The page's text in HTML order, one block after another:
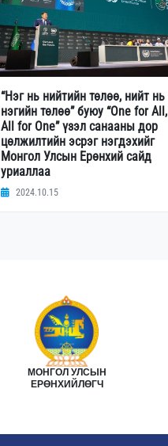
“Нэг нь нийтийн төлөө, нийт нь
нэгийн төлөө” буюу “One for All,
All for One” үзэл санааны дор
цөлжилтийн эсрэг нэгдэхийг
Монгол Улсын Ерөнхий сайд
уриаллаа
2024.10.15
МОНГОЛ УЛСЫН
ЕРӨНХИЙЛӨГЧ